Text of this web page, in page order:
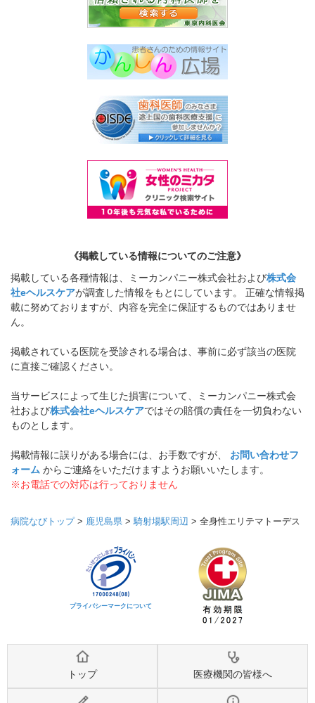
《掲載している情報についてのご注意》
掲載している各種情報は、ミーカンパニー株式会社および株式会
社eヘルスケアが調査した情報をもとにしています。 正確な情報掲
載に努めておりますが、内容を完全に保証するものではありませ
ん。
掲載されている医院を受診される場合は、事前に必ず該当の医院
に直接ご確認ください。
当サービスによって生じた損害について、ミーカンパニー株式会
社および株式会社eヘルスケアではその賠償の責任を一切負わない
ものとします。
掲載情報に誤りがある場合には、お手数ですが、 お問い合わせフ
ォーム からご連絡をいただけますようお願いいたします。
※お電話での対応は行っておりません
病院なびトップ> 鹿児島県 >騎射場駅周辺 > 全身性エリテマトーデス
プライバシーマークについて
トップ 医療機関の皆様へ